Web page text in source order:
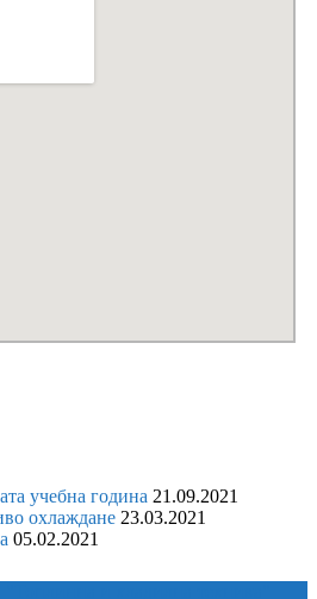
учебна година 21.09.2021
охлаждане 23.03.2021
05.02.2021